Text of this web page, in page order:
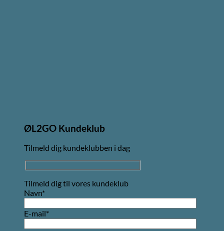
ØL2GO Kundeklub
Tilmeld dig kundeklubben i dag
Tilmeld dig til vores kundeklub
Navn*
E-mail*